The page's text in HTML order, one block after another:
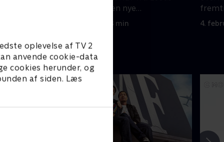
oplevelse af TV 2
anvende cookie-data
cookies herunder, og
af siden. Læs
dukker op som den nye
28. januar 2024 • 48 min 4.